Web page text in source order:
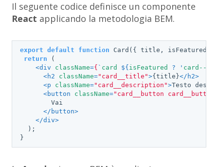
Il seguente codice definisce un componente
React applicando la metodologia BEM.
export default function Card ( { title, isFeatured }
return (
<div className={ ` card ${ isFeatured ? ' card--
<h2 className="card__title">{title}</ h2>
<p className="card__description">Testo
<button className="card__button
        Vai
</ button>
</div>
  );
}